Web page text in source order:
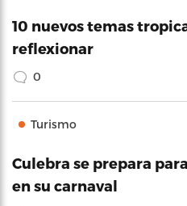
10 nuevos temas
reflexionar
0
Turismo
Culebra se prepara
en su carnaval